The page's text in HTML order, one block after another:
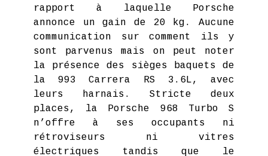
rapport à laquelle Porsche
annonce un gain de 20 kg. Aucune
communication sur comment ils y
sont parvenus mais on peut noter
la présence des sièges baquets de
la 993 Carrera RS 3.6L, avec
leurs harnais. Stricte deux
places, la Porsche 968 Turbo S
n’offre à ses occupants ni
rétroviseurs ni vitres
électriques tandis que le